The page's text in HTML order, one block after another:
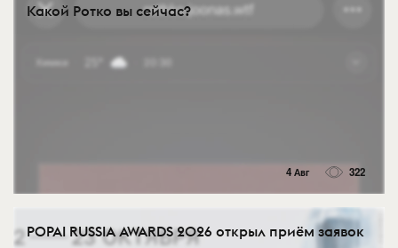
Какой Ротко вы сейчас?
4 Авг 322
POPAI RUSSIA AWARDS 2026 открыл приём заявок